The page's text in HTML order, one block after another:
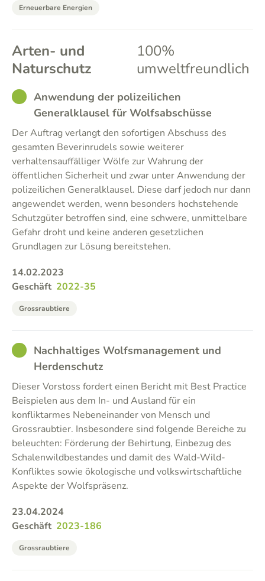
Erneuerbare Energien
Arten- und
Naturschutz
100%
umweltfreundlich
GOODAnwendung der polizeilichen
Generalklausel für Wolfsabschüsse
Der Auftrag verlangt den sofortigen Abschuss des
gesamten Beverinrudels sowie weiterer
verhaltensauffälliger Wölfe zur Wahrung der
öffentlichen Sicherheit und zwar unter Anwendung der
polizeilichen Generalklausel. Diese darf jedoch nur dann
angewendet werden, wenn besonders hochstehende
Schutzgüter betroffen sind, eine schwere, unmittelbare
Gefahr droht und keine anderen gesetzlichen
Grundlagen zur Lösung bereitstehen.
14.02.2023
Geschäft 2022-35
Grossraubtiere
GOODNachhaltiges Wolfsmanagement und
Herdenschutz
Dieser Vorstoss fordert einen Bericht mit Best Practice
Beispielen aus dem In- und Ausland für ein
konfliktarmes Nebeneinander von Mensch und
Grossraubtier. Insbesondere sind folgende Bereiche zu
beleuchten: Förderung der Behirtung, Einbezug des
Schalenwildbestandes und damit des Wald-Wild-
Konfliktes sowie ökologische und volkswirtschaftliche
Aspekte der Wolfspräsenz.
23.04.2024
Geschäft 2023-186
Grossraubtiere